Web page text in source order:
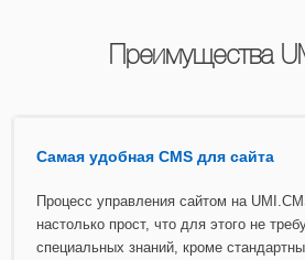
Преимущества
Самая удобная CMS для сайта
Процесс управления сайтом на
настолько прост, что для этого не
специальных знаний, кроме